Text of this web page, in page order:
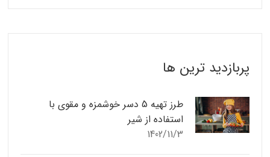
پربازدید ترین ها
طرز تهیه 5 دسر خوشمزه و مقوی با
استفاده از شیر
1402/11/3